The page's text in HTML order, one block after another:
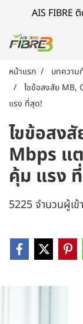
AIS FIBRE
หน้าแรก บทความ
ไขข้อสงสัย MB,
แรง ที่สุด!
ไขข้อสง
Mbps แ
คุ้ม แรง
5225 จำนวนผู้เข้